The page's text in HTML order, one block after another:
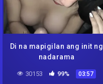
Di na mapigilan ang init ng
nadarama
30153 99% 03:57